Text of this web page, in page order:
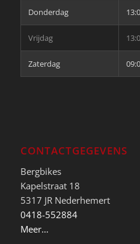
Donderdag
Vrijdag
Zaterdag
CONTACTGEGEVENS
Bergbikes
Kapelstraat 18
5317 JR Nederhemert
0418-552884
Meer…